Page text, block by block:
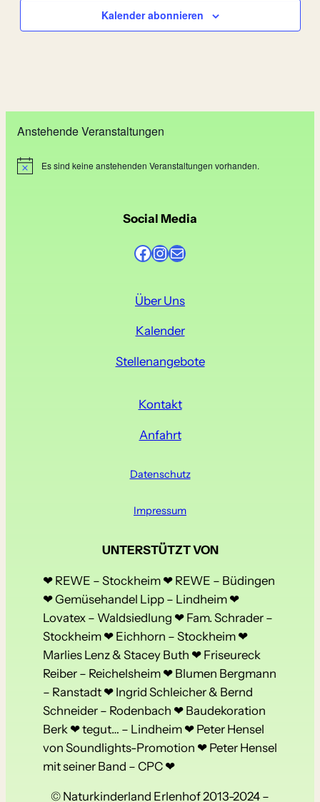
Kalender abonnieren
Anstehende Veranstaltungen
H
Es sind keine anstehenden Veranstaltungen vorhanden.
Social Media
Facebook InstagramE-Mail
Über Uns
Kalender
Stellenangebote
Kontakt
Anfahrt
Datenschutz
Impressum
UNTERSTÜTZT VON
❤ REWE – Stockheim ❤ REWE – Büdingen
❤ Gemüsehandel Lipp – Lindheim ❤
Lovatex – Waldsiedlung ❤ Fam. Schrader –
Stockheim ❤ Eichhorn – Stockheim ❤
Marlies Lenz & Stacey Buth ❤ Friseureck
Reiber – Reichelsheim ❤ Blumen Bergmann
– Ranstadt ❤ Ingrid Schleicher & Bernd
Schneider – Rodenbach ❤ Baudekoration
Berk ❤ tegut… – Lindheim ❤ Peter Hensel
von Soundlights-Promotion ❤ Peter Hensel
mit seiner Band – CPC ❤
© Naturkinderland Erlenhof 2013-2024 –